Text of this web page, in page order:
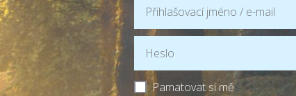
Pamatovat si mě